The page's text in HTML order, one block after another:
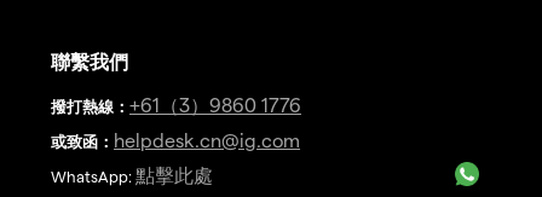
聯繫我們
撥打熱線 ： +61（3）9860 1776
或致函： helpdesk.cn@ig.com
WhatsApp: 點擊此處